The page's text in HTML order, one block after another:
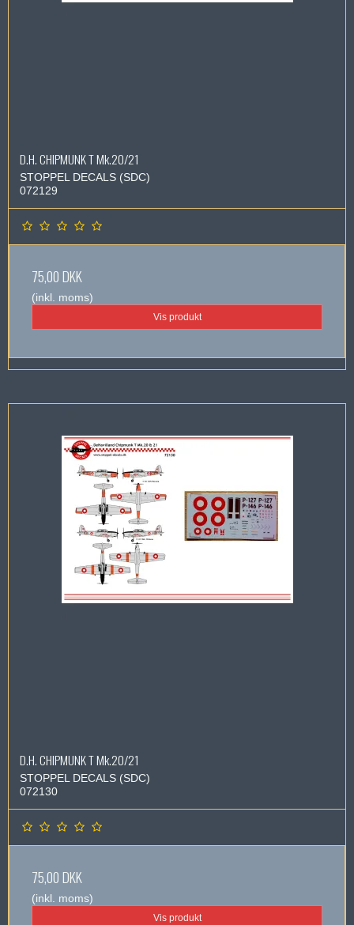
D.H. CHIPMUNK T Mk.20/21
STOPPEL DECALS (SDC)
072129
75,00 DKK
(inkl. moms)
Vis produkt
D.H. CHIPMUNK T Mk.20/21
STOPPEL DECALS (SDC)
072130
75,00 DKK
(inkl. moms)
Vis produkt